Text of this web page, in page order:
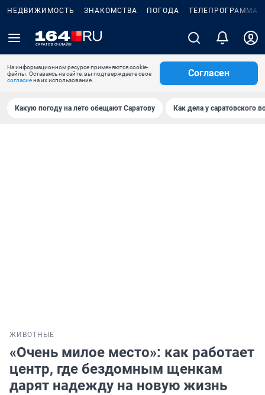
НЕДВИЖИМОСТЬ ЗНАКОМСТВА ПОГОДА ТЕЛЕПРОГРАММА
На информационном ресурсе применяются cookie-
файлы. Оставаясь на сайте, вы подтверждаете свое
согласиена их использование.
Согласен
Какую погоду на лето обещают Саратову Как дела у саратовского
ЖИВОТНЫЕ
«Очень милое место»: как работает
центр, где бездомным щенкам
дарят надежду на новую жизнь